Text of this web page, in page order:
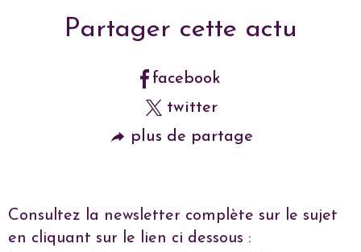
Partager cette actu
facebook
twitter
plus de partage
Consultez la newsletter complète sur le sujet
en cliquant sur le lien ci dessous :